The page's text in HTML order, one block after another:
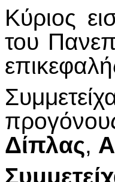
Κύριος
του
Δίπλας,